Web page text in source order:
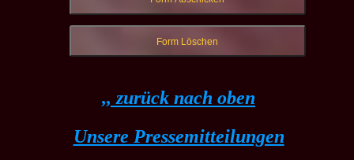
,, zurück nach oben
Unsere Pressemitteilungen